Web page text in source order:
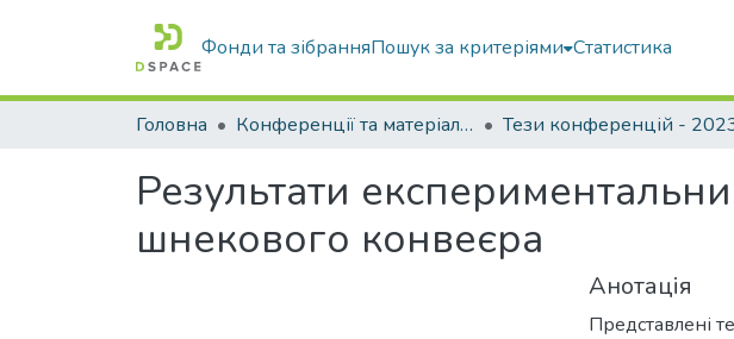
Фонди та зібранняПошук за критеріями Статистика
Головна Конференції та матеріали конференцій Тези конференцій -
Результати
шнекового конвеєра
Анотація
Представлені